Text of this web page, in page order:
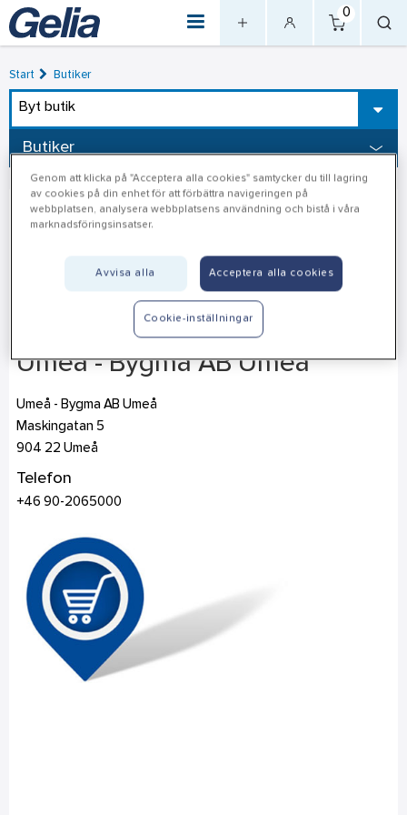
0
Start Butiker
Byt butik
Butiker
Umeå - Bygma AB Umeå
Umeå - Bygma AB Umeå
Maskingatan 5
904 22 Umeå
Telefon
+46 90-2065000
Genom att klicka på "Acceptera alla cookies" samtycker du till lagring
av cookies på din enhet för att förbättra navigeringen på
webbplatsen, analysera webbplatsens användning och bistå i våra
marknadsföringsinsatser.
Avvisa alla Acceptera alla cookies
Cookie-inställningar